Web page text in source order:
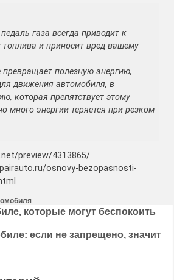
газа всегда приводит к
топлива и приносит вред вашему
полезную энергию,
движения автомобиля, в
которая препятствует этому
много энергии теряется при резком
preview/4313865/
osnovy-bezopasnosti-
которые могут беспокоить
если не запрещено, значит